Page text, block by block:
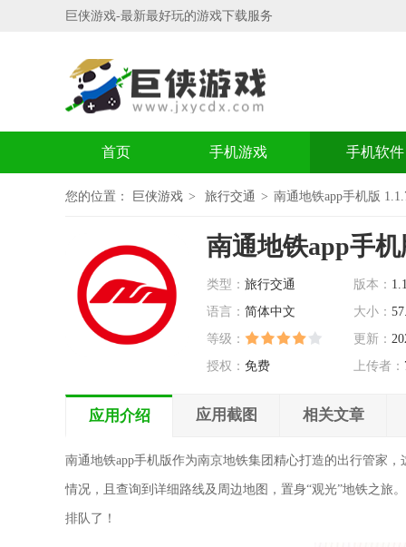
巨侠游戏-最新最好玩的游戏下载服务
首页 手机游戏 手机软件
您的位置： 巨侠游戏 旅行交通 南通地铁app手机版
南通地铁app手机
类型： 旅行交通 版本：
语言： 简体中文 大小：
等级：
更新：
授权： 免费 上传者：
应用介绍 应用截图 相关文章
南通地铁app手机版作为南京地铁集团精心打造的出行管家
情况，且查询到详细路线及周边地图，置身“观光”地铁之旅
排队了！